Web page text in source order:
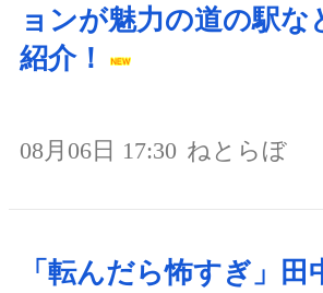
ョンが魅力の道の駅な
紹介！
08月06日 17:30 ねとらぼ
「転んだら怖すぎ」田